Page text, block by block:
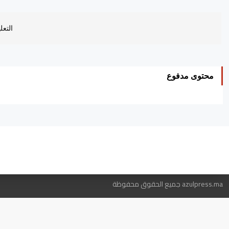
محتوى مدفوع
azulpress.ma جميع الحقوق محفوظة